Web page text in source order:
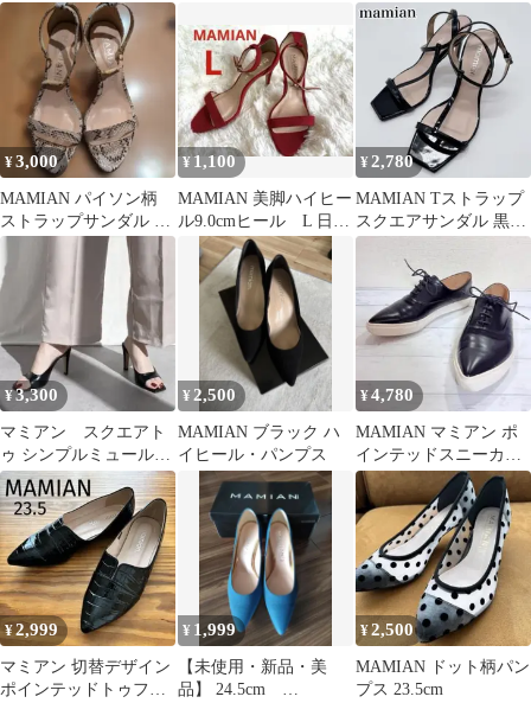
ル 23センチ
23.0cm
¥3,000
MAMIAN パイソン柄
ストラップサンダル L
¥1,100
MAMIAN 美脚ハイヒー
ル9.0cmヒール L 日本
¥2,780
MAMIAN Tストラップ
スクエアサンダル 黒L
24.0相当
¥3,300
マミアン スクエアト
ゥ シンプルミュール
(9.0) M ヒールサンダル
¥2,500
MAMIAN ブラック ハ
イヒール・パンプス
¥4,780
MAMIAN マミアン ポ
インテッドスニーカー
黒 レザー レースアップ
¥2,999
マミアン 切替デザイン
ポインテッドトゥフラ
¥ 1,999
【未使用・新品・美
品】 24.5cm
¥2,500
MAMIAN ドット柄パン
プス 23.5cm